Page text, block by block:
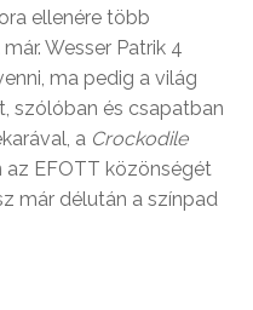
ellenére több
Wesser Patrik 4
ma pedig a világ
szólóban és csapatban
a Crockodile
az EFOTT közönségét
már délután a színpad